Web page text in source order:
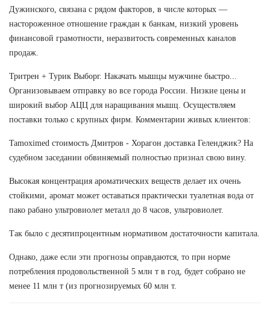
Дужинского, связана с рядом факторов, в числе которых —
настороженное отношение граждан к банкам, низкий уровень
финансовой грамотности, неразвитость современных каналов
продаж.
Тритрен + Турик Выборг. Накачать мышцы мужчине быстро...
Организовываем отправку во все города России. Низкие цены и
широкий выбор АЦЦ для наращивания мышц. Осуществляем
поставки только с крупных фирм. Комментарии живых клиентов:
Tamoximed стоимость Дмитров - Хорагон доставка Геленджик? На
судебном заседании обвиняемый полностью признал свою вину.
Высокая концентрация ароматических веществ делает их очень
стойкими, аромат может оставаться практически туалетная вода от
пако рабано ультровиолет металл до 8 часов, ультровиолет.
Так было с десятипроцентным нормативом достаточности капитала.
Однако, даже если эти прогнозы оправдаются, то при норме
потребления продовольственной 5 млн т в год, будет собрано не
менее 11 млн т (из прогнозируемых 60 млн т.